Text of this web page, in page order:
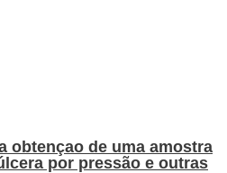
obtençao de uma amostra
por pressão e outras